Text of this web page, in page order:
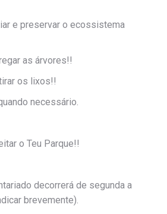
e preservar o ecossistema
as árvores!!
os lixos!!
necessário.
o Teu Parque!!
decorrerá de segunda a
brevemente).